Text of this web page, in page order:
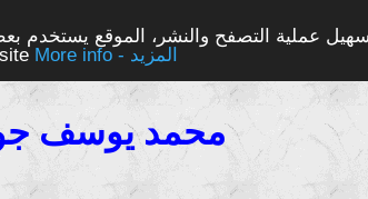
عملية التصفح والنشر، الموقع يستخدم
More info - المزيد
محمد يوسف